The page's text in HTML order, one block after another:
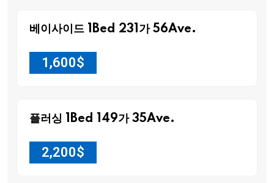
베이사이드 1Bed 231가 56Ave.
1,600$
플러싱 1Bed 149가 35Ave.
2,200$